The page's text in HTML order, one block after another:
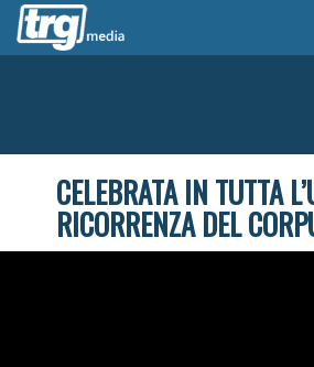
CELEBRATA IN TUTTA
RICORRENZA DEL